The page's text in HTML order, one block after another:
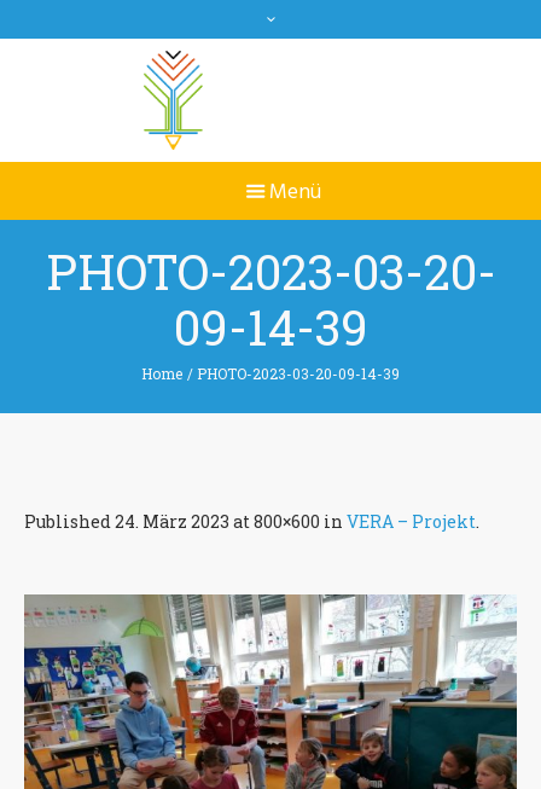
PHOTO-2023-03-20-
09-14-39
Home /PHOTO-2023-03-20-09-14-39
Published24. März 2023 at 800×600 in VERA – Projekt.